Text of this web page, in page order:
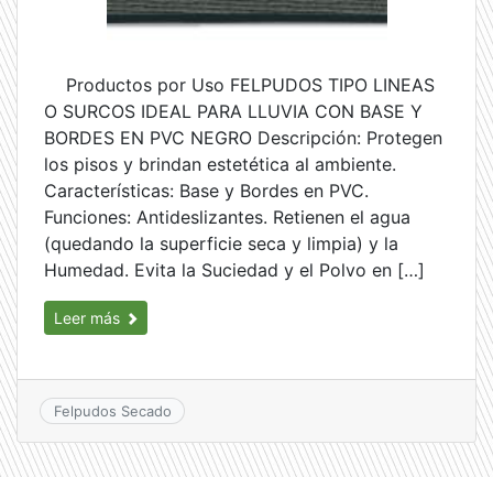
Productos por Uso FELPUDOS TIPO LINEAS
O SURCOS IDEAL PARA LLUVIA CON BASE Y
BORDES EN PVC NEGRO Descripción: Protegen
los pisos y brindan estetética al ambiente.
Características: Base y Bordes en PVC.
Funciones: Antideslizantes. Retienen el agua
(quedando la superficie seca y limpia) y la
Humedad. Evita la Suciedad y el Polvo en […]
Leer más
Felpudos Secado